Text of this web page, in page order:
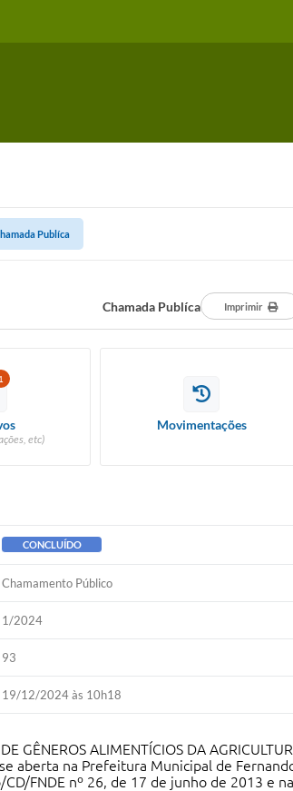
Publíca
Chamada Publíca Imprimir
1
etc)
Movimentações
CONCLUÍDO
Chamamento Público
1/2024
93
19/12/2024 às 10h18
GÊNEROS ALIMENTÍCIOS DA
se aberta na Prefeitura Municipal de
FNDE nº 26, de 17 de junho de 2013 e